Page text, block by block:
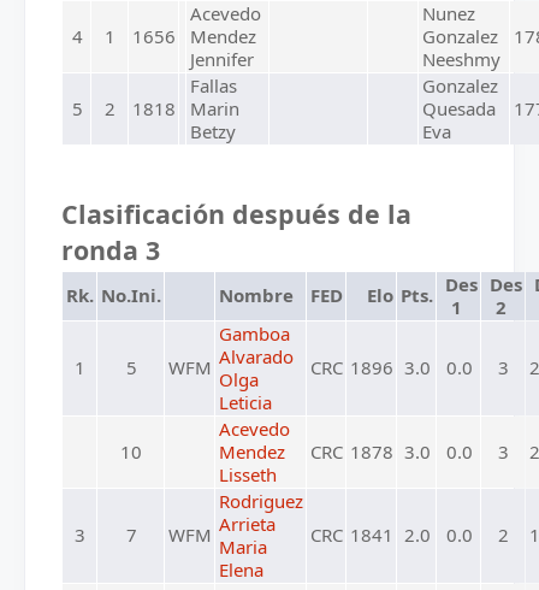
4 1 1656
Acevedo
Mendez
Jennifer
Nunez
Gonzalez
Neeshmy
5 2 1818
Fallas
Marin
Betzy
Gonzalez
Quesada
Eva
Clasificación después de la
ronda 3
Rk. No.Ini. Nombre FED Elo Pts. Des
1
Des
2
1 5 WFM
Gamboa
Alvarado
Olga
Leticia
CRC 1896 3.0 0.0 3
10
Acevedo
Mendez
Lisseth
CRC 1878 3.0 0.0 3
3 7 WFM
Rodriguez
Arrieta
Maria
Elena
CRC 1841 2.0 0.0 2